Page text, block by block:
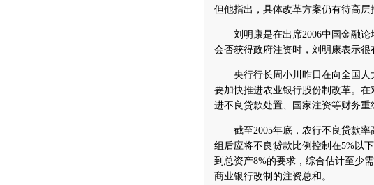
但他指出，具体改革方案仍有待高层
刘明康是在出席2006中国金融论
会否获得政府注资时，刘明康表示很
央行行长周小川昨日在向全国人
要加快推进农业银行股份制改革。
进不良贷款处置、国家注资等财务重
截至2005年底，农行不良贷款率
组后应将不良贷款比例控制在5%以
到总资产8%的要求，综合估计至少
商业银行改制的注资总和。